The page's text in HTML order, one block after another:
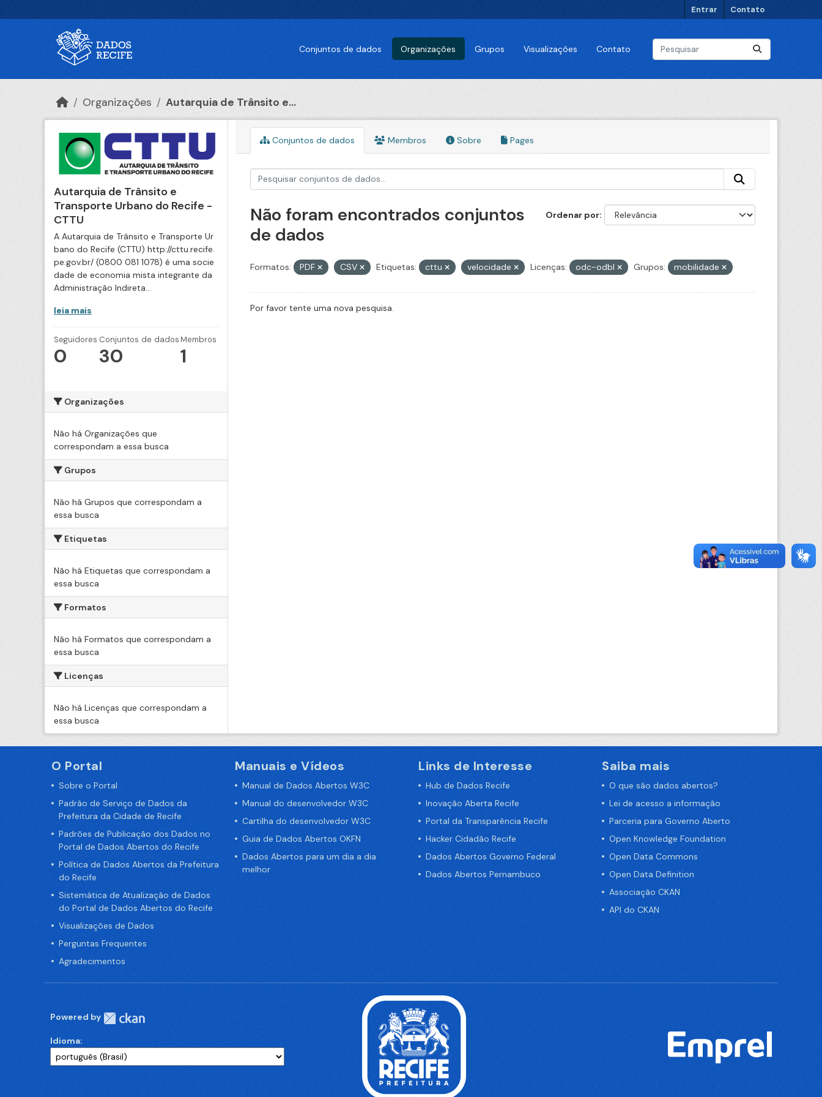
Entrar Contato
Conjuntos de dados Organizações Grupos Visualizações Contato
Organizações Autarquia de Trânsito e...
Autarquia de Trânsito e
Transporte Urbano do Recife -
CTTU
A Autarquia de Trânsito e Transporte Ur
bano do Recife (CTTU) http://cttu.recife.
pe.gov.br/ (0800 081 1078) é uma socie
dade de economia mista integrante da
Administração Indireta...
leia mais
Seguidores
0
Conjuntos de dados
30
Membros
1
Organizações
Não há Organizações que
correspondam a essa busca
Grupos
Não há Grupos que correspondam a
essa busca
Etiquetas
Não há Etiquetas que correspondam a
essa busca
Formatos
Não há Formatos que correspondam a
essa busca
Licenças
Não há Licenças que correspondam a
essa busca
Conjuntos de dados Membros Sobre Pages
Ordenar por
Não foram encontrados conjuntos
de dados
Formatos: PDF CSV Etiquetas: cttu velocidade Licenças: odc-odbl Grupos: mobilidade
Por favor tente uma nova pesquisa.
O Portal
Sobre o Portal
Padrão de Serviço de Dados da
Prefeitura da Cidade de Recife
Padrões de Publicação dos Dados no
Portal de Dados Abertos do Recife
Política de Dados Abertos da Prefeitura
do Recife
Sistemática de Atualização de Dados
do Portal de Dados Abertos do Recife
Visualizações de Dados
Perguntas Frequentes
Agradecimentos
Manuais e Vídeos
Manual de Dados Abertos W3C
Manual do desenvolvedor W3C
Cartilha do desenvolvedor W3C
Guia de Dados Abertos OKFN
Dados Abertos para um dia a dia
melhor
Links de Interesse
Hub de Dados Recife
Inovação Aberta Recife
Portal da Transparência Recife
Hacker Cidadão Recife
Dados Abertos Governo Federal
Dados Abertos Pernambuco
Saiba mais
O que são dados abertos?
Lei de acesso a informação
Parceria para Governo Aberto
Open Knowledge Foundation
Open Data Commons
Open Data Definition
Associação CKAN
API do CKAN
Powered by
Idioma